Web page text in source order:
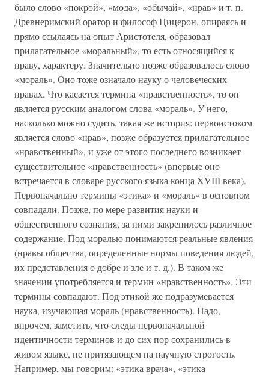
было слово «покрой», «мода», «обычай», «нрав» и т. п.
Древнеримский оратор и философ Цицерон, опираясь и
прямо ссылаясь на опыт Аристотеля, образовал
прилагательное «моральный», то есть относящийся к
нраву, характеру. Значительно позже образовалось слово
«мораль». Оно тоже означало науку о человеческих
нравах. Что касается термина «нравственность», то он
является русским аналогом слова «мораль». У него,
насколько можно судить, такая же история: первоистоком
является слово «нрав», позже образуется прилагательное
«нравственный», и уже от этого последнего возникает
существительное «нравственность» (впервые оно
встречается в словаре русского языка конца XVIII века).
Первоначально термины «этика» и «мораль» в основном
совпадали. Позже, по мере развития науки и
общественного сознания, за ними закрепилось различное
содержание. Под моралью понимаются реальные явления
(нравы общества, определенные нормы поведения людей,
их представления о добре и зле и т. д.). В таком же
значении употребляется и термин «нравственность». Эти
термины совпадают. Под этикой же подразумевается
наука, изучающая мораль (нравственность). Надо,
впрочем, заметить, что следы первоначальной
идентичности терминов и до сих пор сохранились в
живом языке, не притязающем на научную строгость.
Например, мы говорим: «этика врача», «этика